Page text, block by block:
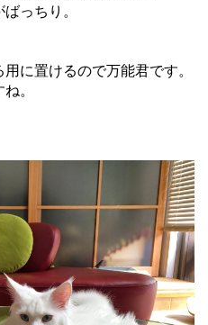
っちり。
に置けるので万能君です。
。